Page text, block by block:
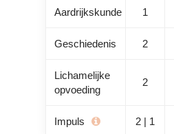
Aardrijkskunde 1
Geschiedenis 2
Lichamelijke
opvoeding
2
Impuls 2 | 1